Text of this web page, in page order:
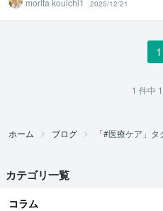
morita kouichi1
2025/12/21
1
1 件中
ホーム ブログ 「#医療ケア」タ
カテゴリ一覧
コラム